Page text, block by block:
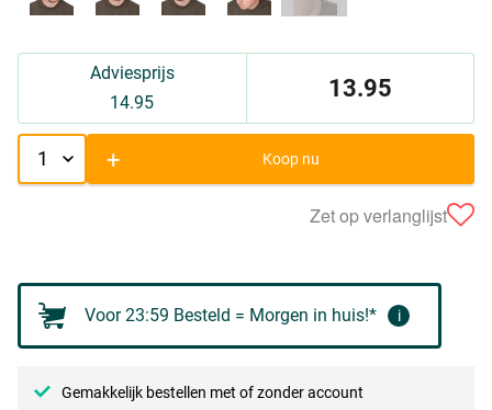
Adviesprijs
14.95
13.95
+ Koop nu
Zet op verlanglijst
Voor 23:59 Besteld = Morgen in huis!* i
Gemakkelijk bestellen met of zonder account